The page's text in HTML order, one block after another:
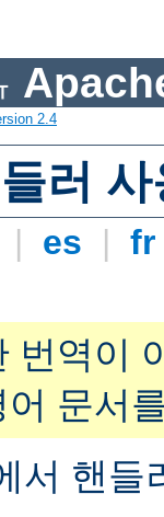
2.4
러 사
| es |
번역이
문서
서 핸들